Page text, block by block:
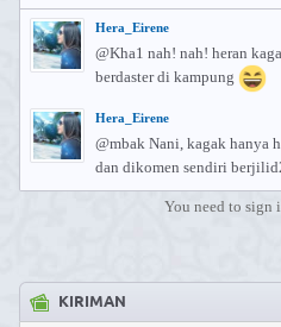
Hera_Eirene
@Kha1 nah! nah! heran
berdaster di kampung
Hera_Eirene
@mbak Nani, kagak
dan dikomen sendiri
You need to sign
KIRIMAN